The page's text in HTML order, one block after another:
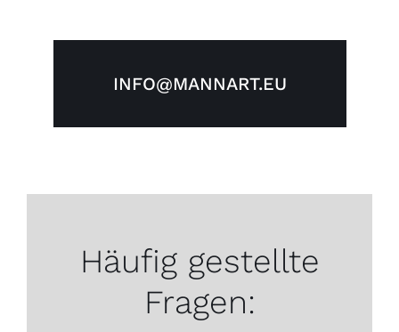
INFO@MANNART.EU
Häufig gestellte
Fragen: